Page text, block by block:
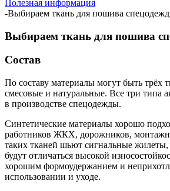
Полезная информация
-Выбираем ткань для пошива
Выбираем ткань для пошива
Состав
По составу материалы могут быть трёх
смесовые и натуральные. Все три типа
в производстве спецодежды.
Синтетические материалы хорошо
работников ЖКХ, дорожников,
таких тканей шьют сигнальные
будут отличаться высокой
хорошим формоудержанием и
использовании и уходе.